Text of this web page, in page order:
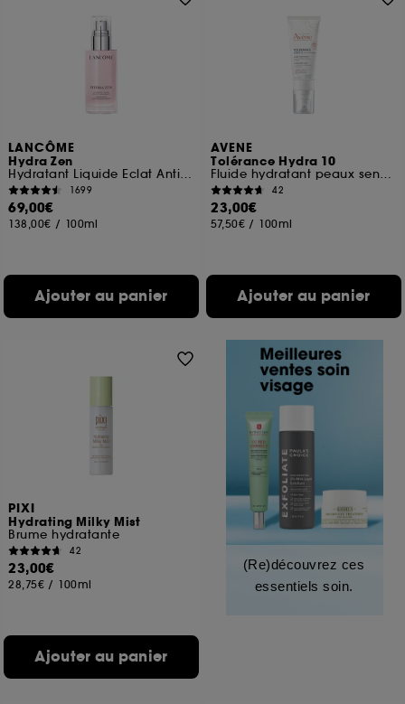
LANCÔME
Hydra Zen
Hydratant Liquide Eclat Anti-stress
1699
69,00€
138,00€ / 100ml
Ajouter au panier
AVENE
Tolérance Hydra 10
Fluide hydratant peaux sensibles normales à mixtes
42
23,00€
57,50€ / 100ml
Ajouter au panier
PIXI
Hydrating Milky Mist
Brume hydratante
42
23,00€
28,75€ / 100ml
Ajouter au panier
(Re)découvrez ces
essentiels soin.